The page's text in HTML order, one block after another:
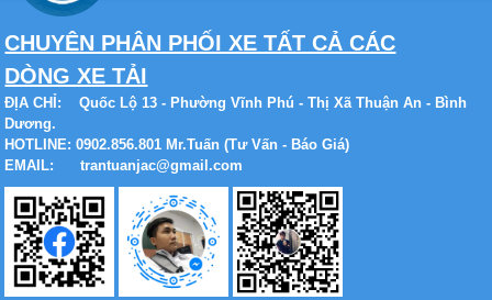
Xe tải Foton 990kg
CHUYÊN PHÂN PHỐI XE TẤT CẢ CÁC
DÒNG XE TẢI
ĐỊA CHỈ:
Quốc Lộ 13 - Phường Vĩnh Phú - Thị Xã Thuận An - Bình
Dương.
HOTLINE: 0902.856.801 Mr.Tuấn (Tư Vấn - Báo Giá)
EMAIL: trantuanjac@gmail.com